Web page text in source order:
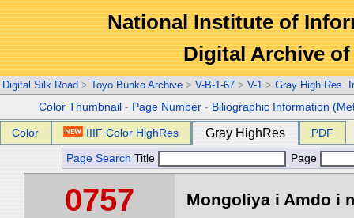
National Institute of
Digital Archive
Digital Silk Road > Toyo Bunko Archive > V-B-1-67 > V-1 > Gray High Res.
Color Thumbnail - Page Number - Biliographic Information
Color IIIF Color HighRes Gray HighRes PDF
Page Search Title Page
0757 Mongoliya i Amdo i